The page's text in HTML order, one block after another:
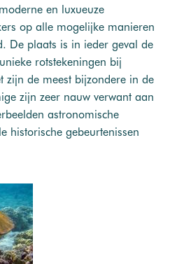
en luxueuze
op alle mogelijke manieren
De plaats is in ieder geval de
rotstekeningen bij
zijn de meest bijzondere in de
zijn zeer nauw verwant aan
astronomische
historische gebeurtenissen